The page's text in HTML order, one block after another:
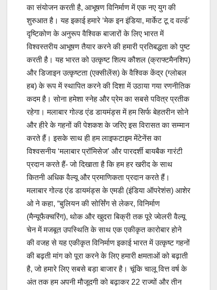
का संयोजन करती है, आभूषण विनिर्माण में एक नए युग की
शुरुआत है। यह इकाई हमारे ‘मेक इन इंडिया, मार्केट टू द वर्ल्ड’
दृष्टिकोण के अनुरूप वैश्विक बाजारों के लिए भारत में
विश्वस्तरीय आभूषण तैयार करने की हमारी प्रतिबद्धता को पुष्ट
करती है। यह भारत को उत्कृष्ट शिल्प कौशल (क्राफ्टमैनशिप)
और डिजाइन उत्कृष्टता (एक्सीलेंस) के वैश्विक केंद्र (ग्लोबल
हब) के रूप में स्थापित करने की दिशा में उठाया गया रणनीतिक
कदम है। सोना हमेशा स्नेह और प्रेम का सबसे पवित्र प्रतीक
रहेगा। मलाबार गोल्ड एंड डायमंड्स में हम सिर्फ बेहतरीन सोने
और हीरे के गहनों की पेशकश के जरिए इस विरासत का सम्मान
करते हैं। इसके साथ ही हम लाइफटाइम मेंटेनेंस का
विश्वसनीय ‘मलाबार प्रॉमिसेज’ और पारदर्शी बायबैक गारंटी
प्रदान करते हैं- जो दिखाता है कि हम हर खरीद के साथ
कितनी अधिक वैल्यू और प्रमाणिकता प्रदान करते हैं।
मलाबार गोल्ड एंड डायमंड्स के एमडी (इंडिया ऑपरेशंस) आशेर
ओ ने कहा, “बुलियन की सोर्सिंग से लेकर, विनिर्माण
(मैन्यूफैक्चरिंग), थोक और खुदरा बिक्री तक पूरे ज्वेलरी वैल्यू
चेन में मजबूत उपस्थिति के साथ एक एकीकृत कारोबार होने
की वजह से यह एकीकृत विनिर्माण इकाई भारत में उत्कृष्ट गहनों
की बढ़ती मांग को पूरा करने के लिए हमारी क्षमताओं को बढ़ाती
है, जो हमारे लिए सबसे बड़ा बाजार है। चूंकि चालू वित्त वर्ष के
अंत तक हम अपनी मौजूदगी को बढ़ाकर 22 राज्यों और तीन